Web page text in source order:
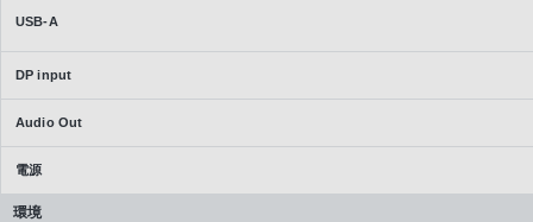
USB-A
DP input
Audio Out
電源
環境